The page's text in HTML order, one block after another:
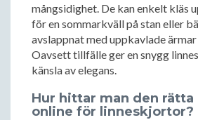
mångsidighet. De kan enkelt kläs
för en sommarkväll på stan eller
avslappnat med uppkavlade
Oavsett tillfälle ger en snygg
känsla av elegans.
Hur hittar man den
online för linneskjortor?